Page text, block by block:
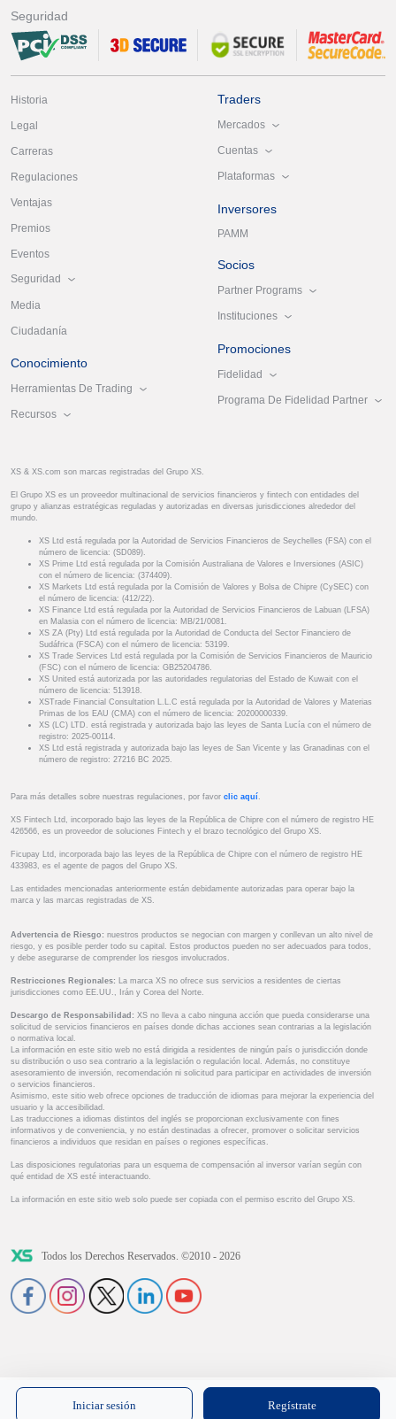
Seguridad
Historia
Legal
Carreras
Regulaciones
Ventajas
Premios
Eventos
Seguridad
Media
Ciudadanía
Conocimiento
Herramientas De Trading
Recursos
Traders
Mercados
Cuentas
Plataformas
Inversores
PAMM
Socios
Partner Programs
Instituciones
Promociones
Fidelidad
Programa De Fidelidad Partner
XS & XS.com son marcas registradas del Grupo XS.
El Grupo XS es un proveedor multinacional de servicios financieros y fintech con entidades del
grupo y alianzas estratégicas reguladas y autorizadas en diversas jurisdicciones alrededor del
mundo.
XS Ltd está regulada por la Autoridad de Servicios Financieros de Seychelles (FSA) con el
número de licencia: (SD089).
XS Prime Ltd está regulada por la Comisión Australiana de Valores e Inversiones (ASIC)
con el número de licencia: (374409).
XS Markets Ltd está regulada por la Comisión de Valores y Bolsa de Chipre (CySEC) con
el número de licencia: (412/22).
XS Finance Ltd está regulada por la Autoridad de Servicios Financieros de Labuan (LFSA)
en Malasia con el número de licencia: MB/21/0081.
XS ZA (Pty) Ltd está regulada por la Autoridad de Conducta del Sector Financiero de
Sudáfrica (FSCA) con el número de licencia: 53199.
XS Trade Services Ltd está regulada por la Comisión de Servicios Financieros de Mauricio
(FSC) con el número de licencia: GB25204786.
XS United está autorizada por las autoridades regulatorias del Estado de Kuwait con el
número de licencia: 513918.
XSTrade Financial Consultation L.L.C está regulada por la Autoridad de Valores y Materias
Primas de los EAU (CMA) con el número de licencia: 20200000339.
XS (LC) LTD. está registrada y autorizada bajo las leyes de Santa Lucía con el número de
registro: 2025-00114.
XS Ltd está registrada y autorizada bajo las leyes de San Vicente y las Granadinas con el
número de registro: 27216 BC 2025.
Para más detalles sobre nuestras regulaciones, por favor clic aquí
XS Fintech Ltd, incorporado bajo las leyes de la República de Chipre con el número de registro HE
426566, es un proveedor de soluciones Fintech y el brazo tecnológico del Grupo XS.
Ficupay Ltd, incorporada bajo las leyes de la República de Chipre con el número de registro HE
433983, es el agente de pagos del Grupo XS.
Las entidades mencionadas anteriormente están debidamente autorizadas para operar bajo la
marca y las marcas registradas de XS.
Advertencia de Riesgo: nuestros productos se negocian con margen y conllevan un alto nivel de
riesgo, y es posible perder todo su capital. Estos productos pueden no ser adecuados para todos,
y debe asegurarse de comprender los riesgos involucrados.
Restricciones Regionales: La marca XS no ofrece sus servicios a residentes de ciertas
jurisdicciones como EE.UU., Irán y Corea del Norte.
Descargo de Responsabilidad: XS no lleva a cabo ninguna acción que pueda considerarse una
solicitud de servicios financieros en países donde dichas acciones sean contrarias a la legislación
o normativa local.
La información en este sitio web no está dirigida a residentes de ningún país o jurisdicción donde
su distribución o uso sea contrario a la legislación o regulación local. Además, no constituye
asesoramiento de inversión, recomendación ni solicitud para participar en actividades de inversión
o servicios financieros.
Asimismo, este sitio web ofrece opciones de traducción de idiomas para mejorar la experiencia del
usuario y la accesibilidad.
Las traducciones a idiomas distintos del inglés se proporcionan exclusivamente con fines
informativos y de conveniencia, y no están destinadas a ofrecer, promover o solicitar servicios
financieros a individuos que residan en países o regiones específicas.
Las disposiciones regulatorias para un esquema de compensación al inversor varían según con
qué entidad de XS esté interactuando.
La información en este sitio web solo puede ser copiada con el permiso escrito del Grupo XS.
Todos los Derechos Reservados. ©2010 - 2026
Iniciar sesión Regístrate